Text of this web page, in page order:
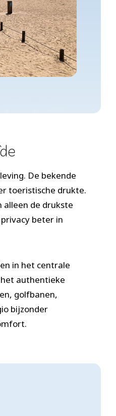
De bekende
toeristische drukte.
alleen de drukste
beter in
in het centrale
het authentieke
golfbanen,
bijzonder